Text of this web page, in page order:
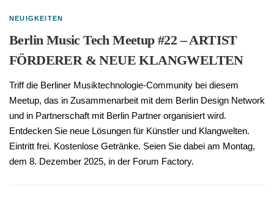
NEUIGKEITEN
Berlin Music Tech Meetup #22 – ARTIST
FÖRDERER & NEUE KLANGWELTEN
Triff die Berliner Musiktechnologie-Community bei diesem
Meetup, das in Zusammenarbeit mit dem Berlin Design Network
und in Partnerschaft mit Berlin Partner organisiert wird.
Entdecken Sie neue Lösungen für Künstler und Klangwelten.
Eintritt frei. Kostenlose Getränke. Seien Sie dabei am Montag,
dem 8. Dezember 2025, in der Forum Factory.